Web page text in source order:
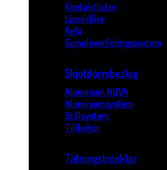
Kontaktlister
Ljusridåer
Relä
Signalöverföringssystem
Skjutdörrsbeslag
Aluminium NOVA
Aluminiumsystem
Stålsystem
Tillbehör
Tätningströsklar